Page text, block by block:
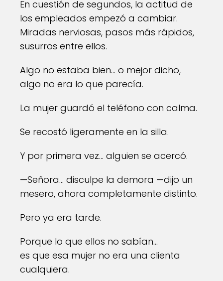
En cuestión de segundos, la actitud de
los empleados empezó a cambiar.
Miradas nerviosas, pasos más rápidos,
susurros entre ellos.
Algo no estaba bien… o mejor dicho,
algo no era lo que parecía.
La mujer guardó el teléfono con calma.
Se recostó ligeramente en la silla.
Y por primera vez… alguien se acercó.
—Señora… disculpe la demora —dijo un
mesero, ahora completamente distinto.
Pero ya era tarde.
Porque lo que ellos no sabían…
es que esa mujer no era una clienta
cualquiera.